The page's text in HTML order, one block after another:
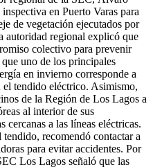
en Puerto Varas para
de vegetación ejecutados por
autoridad regional explicó que
colectivo para prevenir
uno de los principales
en invierno corresponde a
tendido eléctrico. Asimismo,
de la Región de Los Lagos a
al interior de sus
cercanas a las líneas eléctricas.
recomendó contactar a
para evitar accidentes. Por
Los Lagos señaló que las